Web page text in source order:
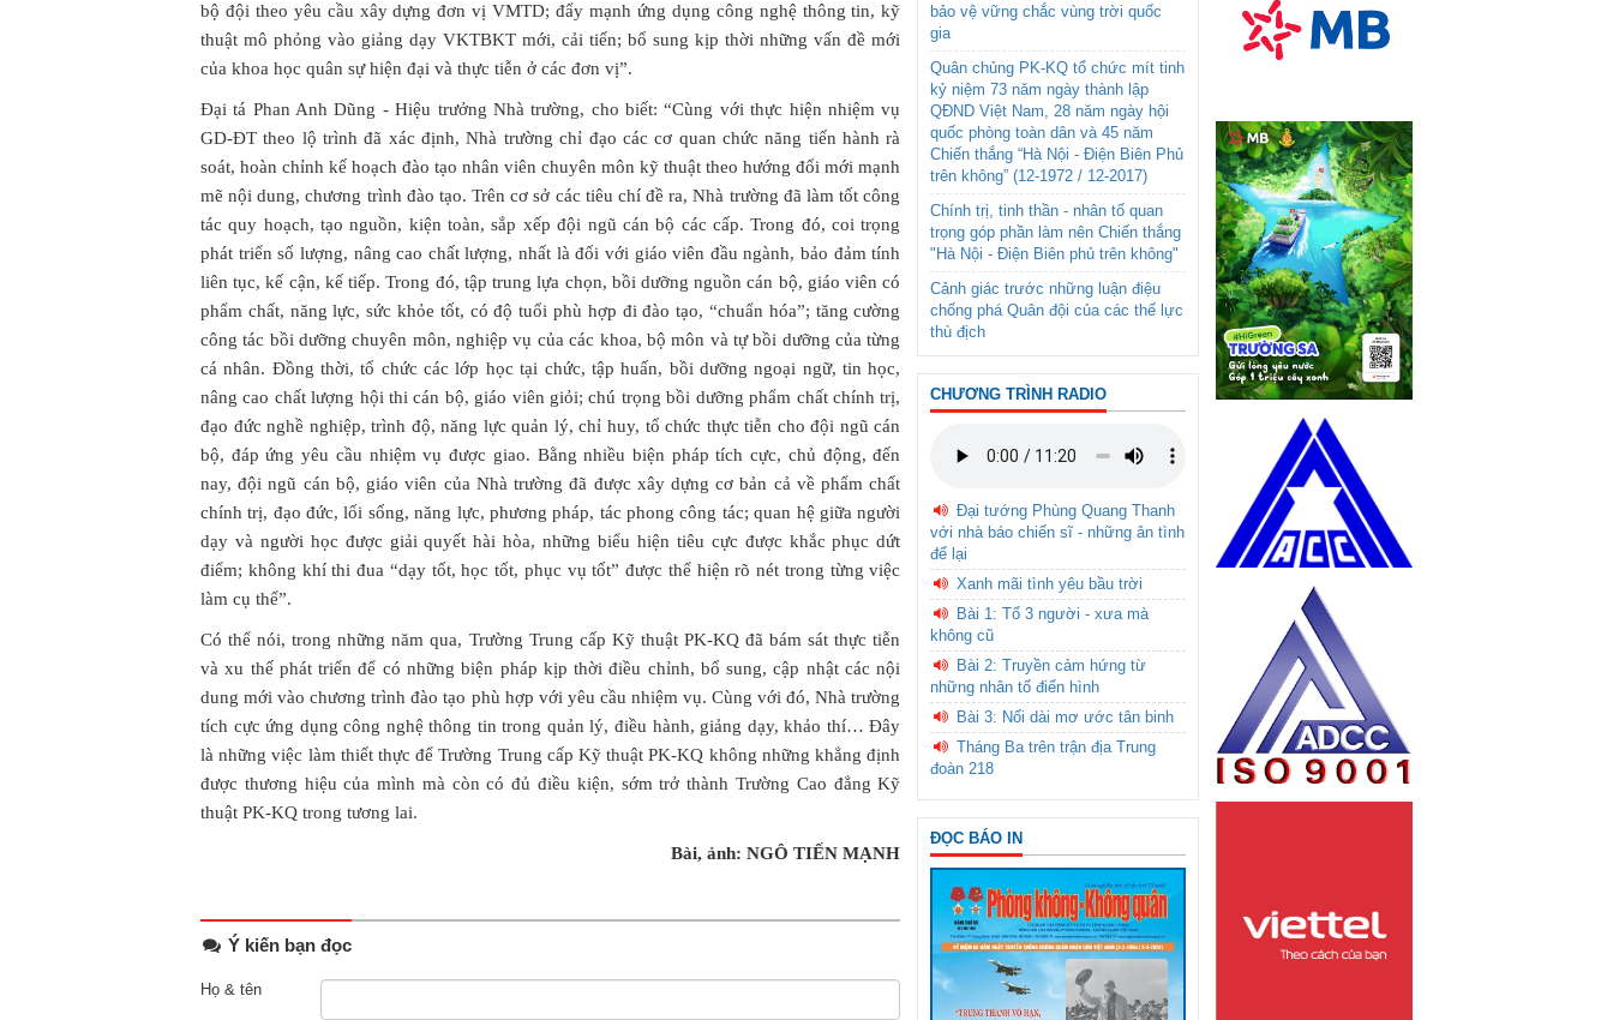
bộ đội theo yêu cầu xây dựng đơn vị VMTD; đẩy mạnh ứng dụng công nghệ thông tin, kỹ
thuật mô phỏng vào giảng dạy VKTBKT mới, cải tiến; bổ sung kịp thời những vấn đề mới
của khoa học quân sự hiện đại và thực tiễn ở các đơn vị”.
Đại tá Phan Anh Dũng - Hiệu trưởng Nhà trường, cho biết: “Cùng với thực hiện nhiệm vụ
GD-ĐT theo lộ trình đã xác định, Nhà trường chỉ đạo các cơ quan chức năng tiến hành rà
soát, hoàn chỉnh kế hoạch đào tạo nhân viên chuyên môn kỹ thuật theo hướng đổi mới mạnh
mẽ nội dung, chương trình đào tạo. Trên cơ sở các tiêu chí đề ra, Nhà trường đã làm tốt công
tác quy hoạch, tạo nguồn, kiện toàn, sắp xếp đội ngũ cán bộ các cấp. Trong đó, coi trọng
phát triển số lượng, nâng cao chất lượng, nhất là đối với giáo viên đầu ngành, bảo đảm tính
liên tục, kế cận, kế tiếp. Trong đó, tập trung lựa chọn, bồi dưỡng nguồn cán bộ, giáo viên có
phẩm chất, năng lực, sức khỏe tốt, có độ tuổi phù hợp đi đào tạo, “chuẩn hóa”; tăng cường
công tác bồi dưỡng chuyên môn, nghiệp vụ của các khoa, bộ môn và tự bồi dưỡng của từng
cá nhân. Đồng thời, tổ chức các lớp học tại chức, tập huấn, bồi dưỡng ngoại ngữ, tin học,
nâng cao chất lượng hội thi cán bộ, giáo viên giỏi; chú trọng bồi dưỡng phẩm chất chính trị,
đạo đức nghề nghiệp, trình độ, năng lực quản lý, chỉ huy, tổ chức thực tiễn cho đội ngũ cán
bộ, đáp ứng yêu cầu nhiệm vụ được giao. Bằng nhiều biện pháp tích cực, chủ động, đến
nay, đội ngũ cán bộ, giáo viên của Nhà trường đã được xây dựng cơ bản cả về phẩm chất
chính trị, đạo đức, lối sống, năng lực, phương pháp, tác phong công tác; quan hệ giữa người
dạy và người học được giải quyết hài hòa, những biểu hiện tiêu cực được khắc phục dứt
điểm; không khí thi đua “dạy tốt, học tốt, phục vụ tốt” được thể hiện rõ nét trong từng việc
làm cụ thể”.
Có thể nói, trong những năm qua, Trường Trung cấp Kỹ thuật PK-KQ đã bám sát thực tiễn
và xu thế phát triển để có những biện pháp kịp thời điều chỉnh, bổ sung, cập nhật các nội
dung mới vào chương trình đào tạo phù hợp với yêu cầu nhiệm vụ. Cùng với đó, Nhà trường
tích cực ứng dụng công nghệ thông tin trong quản lý, điều hành, giảng dạy, khảo thí… Đây
là những việc làm thiết thực để Trường Trung cấp Kỹ thuật PK-KQ không những khẳng định
được thương hiệu của mình mà còn có đủ điều kiện, sớm trở thành Trường Cao đẳng Kỹ
thuật PK-KQ trong tương lai.
Bài, ảnh: NGÔ TIẾN MẠNH
Ý kiến bạn đọc
Họ & tên
bảo vệ vững chắc vùng trời quốc
gia
Quân chủng PK-KQ tổ chức mít tinh
kỷ niệm 73 năm ngày thành lập
QĐND Việt Nam, 28 năm ngày hội
quốc phòng toàn dân và 45 năm
Chiến thắng “Hà Nội - Điện Biên Phủ
trên không” (12-1972 / 12-2017)
Chính trị, tinh thần - nhân tố quan
trọng góp phần làm nên Chiến thắng
"Hà Nội - Điện Biên phủ trên không"
Cảnh giác trước những luận điệu
chống phá Quân đội của các thế lực
thù địch
CHƯƠNG TRÌNH RADIO
Đại tướng Phùng Quang Thanh
với nhà báo chiến sĩ - những ân tình
để lại
Xanh mãi tình yêu bầu trời
Bài 1: Tổ 3 người - xưa mà
không cũ
Bài 2: Truyền cảm hứng từ
những nhân tố điển hình
Bài 3: Nối dài mơ ước tân binh
Tháng Ba trên trận địa Trung
đoàn 218
ĐỌC BÁO IN